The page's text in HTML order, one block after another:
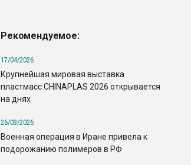
Рекомендуемое:
17/04/2026
Крупнейшая мировая выставка
пластмасс CHINAPLAS 2026 открывается
на днях
26/03/2026
Военная операция в Иране привела к
подорожанию полимеров в РФ